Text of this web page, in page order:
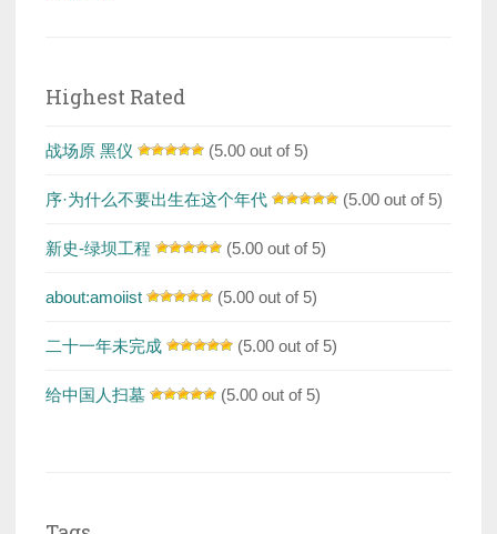
Highest Rated
战场原 黑仪 (5.00 out of 5)
序·为什么不要出生在这个年代 (5.00 out of 5)
新史-绿坝工程 (5.00 out of 5)
about:amoiist (5.00 out of 5)
二十一年未完成 (5.00 out of 5)
给中国人扫墓 (5.00 out of 5)